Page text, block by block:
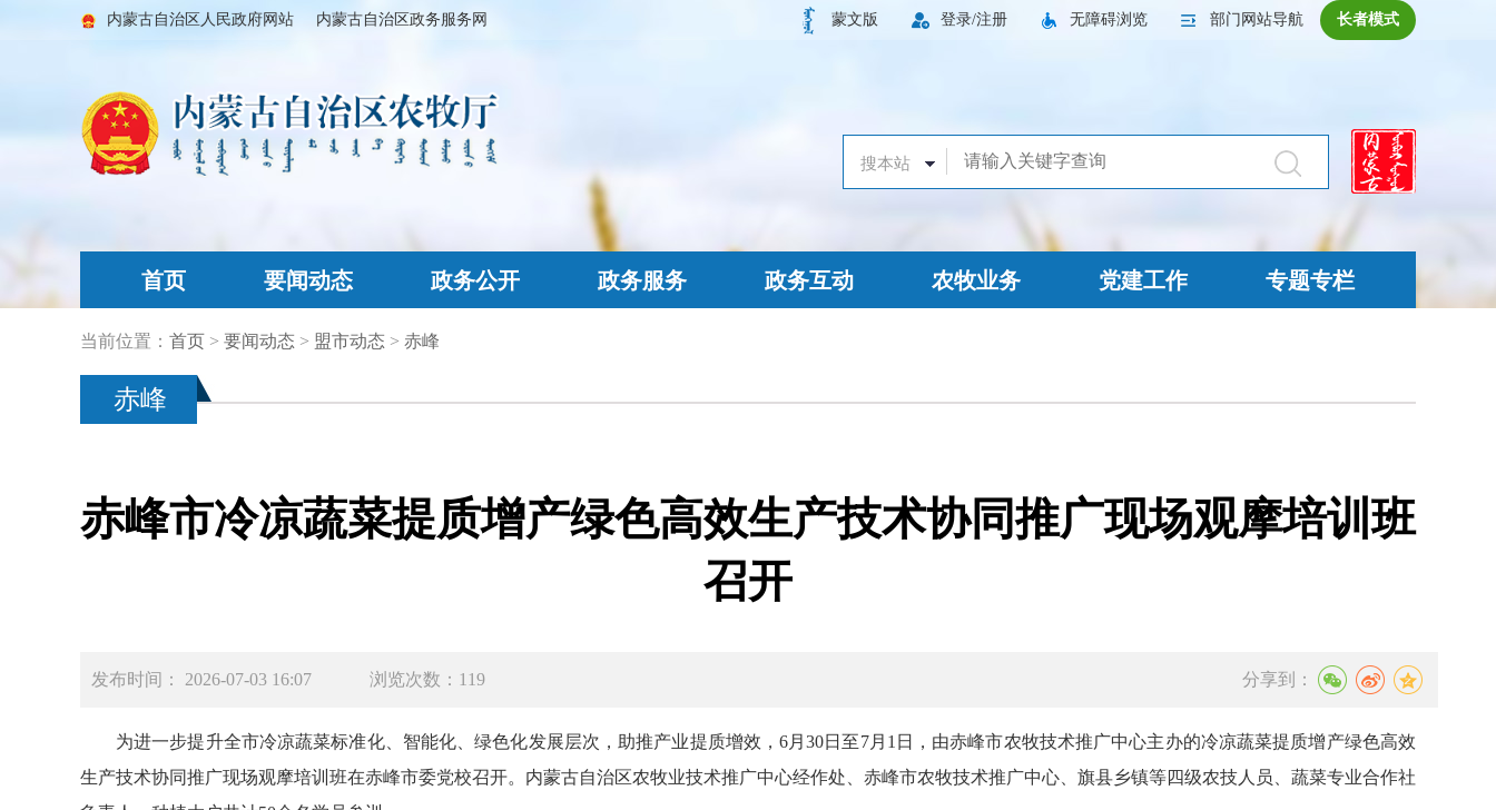
内蒙古自治区人民政府网站 内蒙古自治区政务服务网 长者模式
部门网站导航
无障碍浏览
登录/注册
蒙文版
首页 要闻动态 政务公开 政务服务 政务互动 农牧业务 党建工作 专题专栏
当前位置： 首页 > 要闻动态 > 盟市动态 > 赤峰
赤峰
赤峰市冷凉蔬菜提质增产绿色高效生产技术协同推广现场观摩培训班
召开
发布时间： 2026-07-03 16:07 浏览次数：119 分享到：
为进一步提升全市冷凉蔬菜标准化、智能化、绿色化发展层次，助推产业提质增效，6月30日至7月1日，由赤峰市农牧技术推广中心主办的冷凉蔬菜提质增产绿色高效
生产技术协同推广现场观摩培训班在赤峰市委党校召开。内蒙古自治区农牧业技术推广中心经作处、赤峰市农牧技术推广中心、旗县乡镇等四级农技人员、蔬菜专业合作社